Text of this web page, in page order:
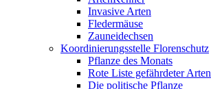
Invasive Arten
Fledermäuse
Zauneidechsen
Koordinierungsstelle Florenschutz
Pflanze des Monats
Rote Liste gefährdeter Arten
Die politische Pflanze